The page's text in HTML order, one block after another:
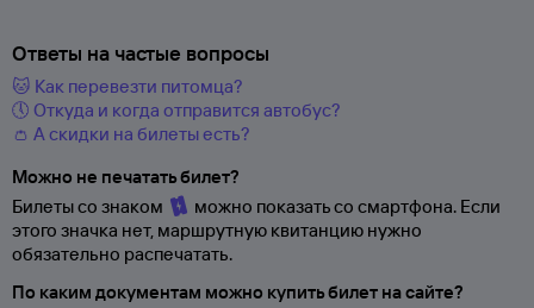
Ответы на частые вопросы
🐱 Как перевезти питомца?
🕔 Откуда и когда отправится автобус?
👛 А скидки на билеты есть?
Можно не печатать билет?
Билеты со знаком
можно показать со смартфона. Если
этого значка нет, маршрутную квитанцию нужно
обязательно распечатать.
По каким документам можно купить билет на сайте?